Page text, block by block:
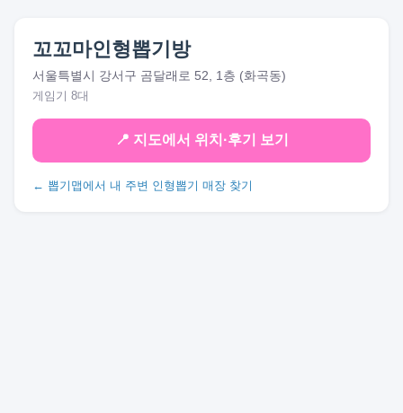
꼬꼬마인형뽑기방
서울특별시 강서구 곰달래로 52, 1층 (화곡동)
게임기 8대
📍 지도에서 위치·후기 보기
← 뽑기맵에서 내 주변 인형뽑기 매장 찾기